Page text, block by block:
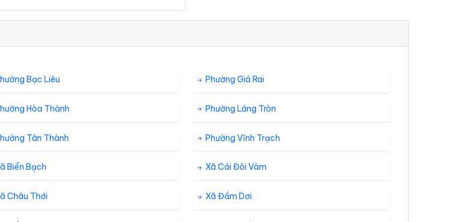
Bạc Liêu Phường Giá Rai
Hòa Thành Phường Láng Tròn
Tân Thành Phường Vĩnh Trạch
Biển Bạch Xã Cái Đôi Vàm
Châu Thới Xã Đầm Dơi